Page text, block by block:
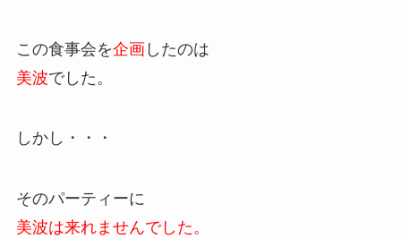
この食事会を企画したのは
美波でした。
しかし・・・
そのパーティーに
美波は来れませんでした。